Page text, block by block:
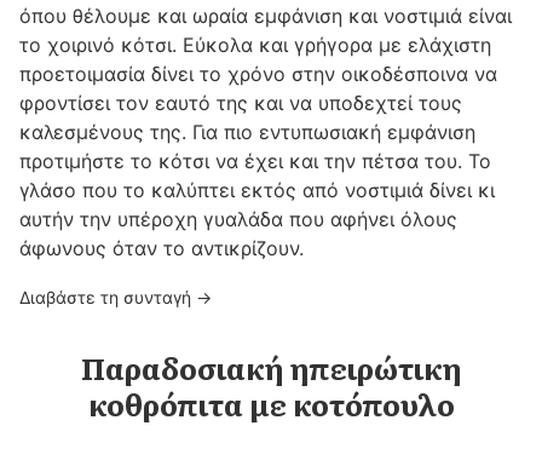
όπου θέλουμε και ωραία εμφάνιση και νοστιμιά είναι
το χοιρινό κότσι. Εύκολα και γρήγορα με ελάχιστη
προετοιμασία δίνει το χρόνο στην οικοδέσποινα να
φροντίσει τον εαυτό της και να υποδεχτεί τους
καλεσμένους της. Για πιο εντυπωσιακή εμφάνιση
προτιμήστε το κότσι να έχει και την πέτσα του. Το
γλάσο που το καλύπτει εκτός από νοστιμιά δίνει κι
αυτήν την υπέροχη γυαλάδα που αφήνει όλους
άφωνους όταν το αντικρίζουν.
Διαβάστε τη συνταγή →
Παραδοσιακή ηπειρώτικη
κοθρόπιτα με κοτόπουλο